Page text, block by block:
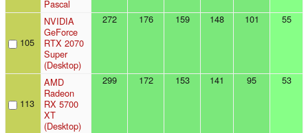
Pascal
105
NVIDIA
GeForce
RTX 2070
Super
(Desktop)
272 176 159 148 101 55
113
AMD
Radeon
RX 5700
XT
(Desktop)
299 172 153 141 95 53